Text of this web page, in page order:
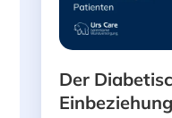
Der